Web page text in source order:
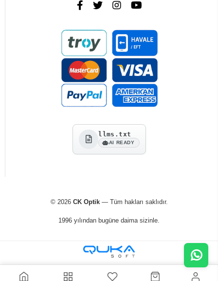
llms.txt
AI READY
© 2026 CK Optik— Tüm hakları saklıdır.
1996 yılından bugüne daima sizinle.